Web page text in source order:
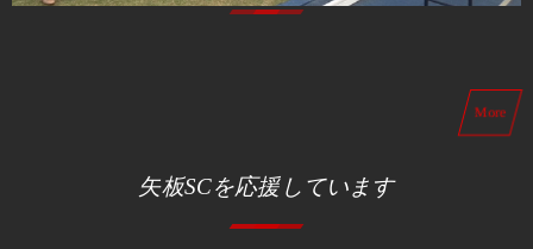
More
矢板SCを応援しています